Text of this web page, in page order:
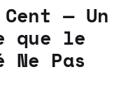
— Un
que le
Ne Pas